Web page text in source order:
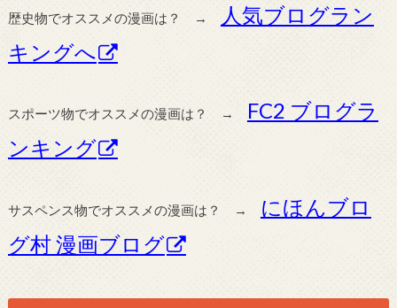
歴史物でオススメの漫画は？ →
人気ブログラン
キングへ
スポーツ物でオススメの漫画は？ →
FC2 ブログラ
ンキング
サスペンス物でオススメの漫画は？ →
にほんブロ
グ村 漫画ブログ